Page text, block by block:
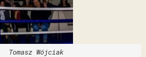
Tomasz Wójciak